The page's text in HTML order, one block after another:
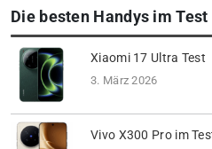
Die besten Handys im Test
Xiaomi 17 Ultra Test
3. März 2026
Vivo X300 Pro im